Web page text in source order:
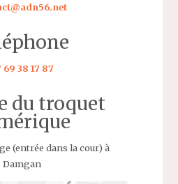
69 38 17 87
du troquet
(entrée dans la cour) à
Damgan